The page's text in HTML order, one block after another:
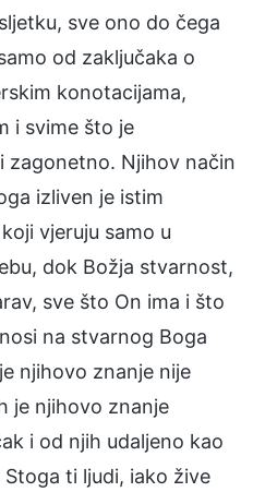
sve ono do čega
od zaključaka o
konotacijama,
i svime što je
Njihov način
izliven je istim
vjeruju samo u
dok Božja stvarnost,
sve što On ima i što
na stvarnog Boga
njihovo znanje nije
je njihovo znanje
i od njih udaljeno kao
ti ljudi, iako žive